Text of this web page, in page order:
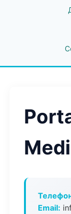
Email: